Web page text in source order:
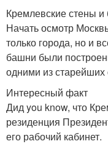
Кремлевские стены
Начать осмотр
только города, но и
башни были
одними из
Интересный факт
Дид you know, что
резиденция
его рабочий кабинет.